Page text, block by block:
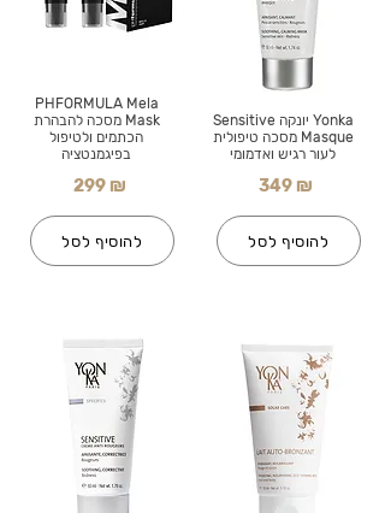
PHFORMULA Mela
Mask מסכה להבהרת
הכתמים ולטיפול
בפיגמנטציה
299 ₪
להוסיף לסל
Yonka יונקה Sensitive
Masque מסכה טיפולית
לעור רגיש ואדמומי
349 ₪
להוסיף לסל